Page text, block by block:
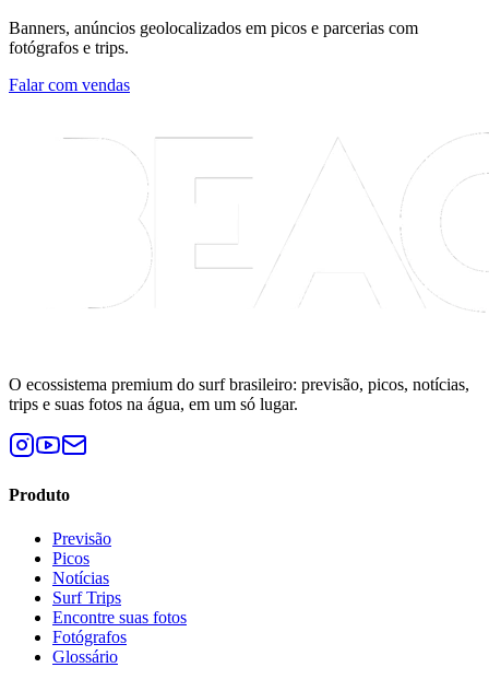
Banners, anúncios geolocalizados em picos e parcerias com
fotógrafos e trips.
Falar com vendas
O ecossistema premium do surf brasileiro: previsão, picos, notícias,
trips e suas fotos na água, em um só lugar.
Produto
Previsão
Picos
Notícias
Surf Trips
Encontre suas fotos
Fotógrafos
Glossário